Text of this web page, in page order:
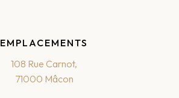
EMPLACEMENTS
108 Rue Carnot,
71000 Mâcon